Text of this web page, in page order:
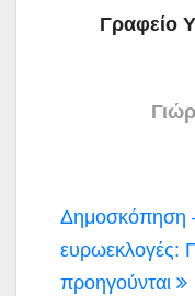
Γραφείο
άρθρων
Δημοσκόπηση
ευρωεκλογές:
προηγούνται